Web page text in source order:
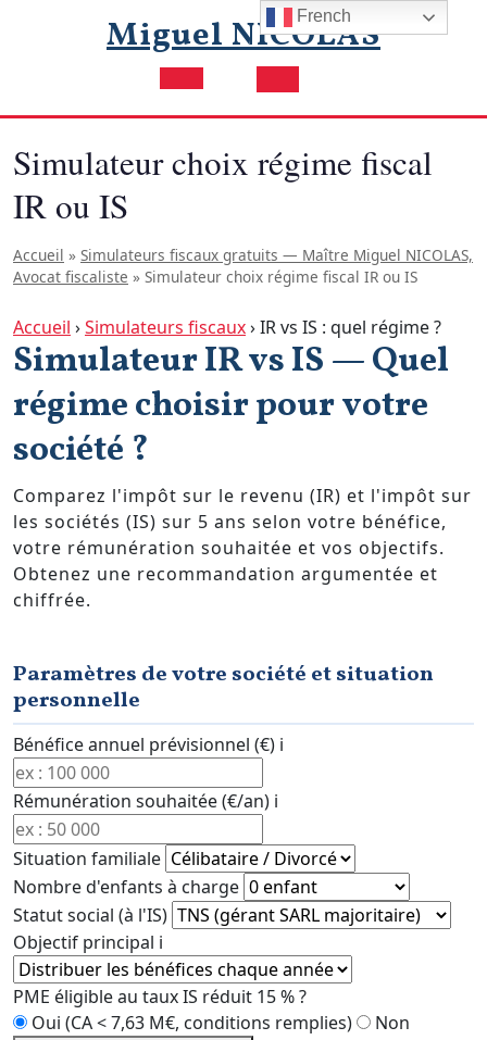
Miguel NICOLAS
Open
Simulateur choix régime fiscal
IR ou IS
Accueil » Simulateurs fiscaux gratuits — Maître Miguel NICOLAS,
Avocat fiscaliste » Simulateur choix régime fiscal IR ou IS
Accueil ›Simulateurs fiscaux›IR vs IS : quel régime ?
Simulateur IR vs IS — Quel
régime choisir pour votre
société ?
Comparez l'impôt sur le revenu (IR) et l'impôt sur
les sociétés (IS) sur 5 ans selon votre bénéfice,
votre rémunération souhaitée et vos objectifs.
Obtenez une recommandation argumentée et
chiffrée.
Paramètres de votre société et situation
personnelle
Bénéfice annuel prévisionnel (€) i
Rémunération souhaitée (€/an) i
Situation familiale
Nombre d'enfants à charge
Statut social (à l'IS)
Objectif principal i
PME éligible au taux IS réduit 15 % ?
Oui (CA < 7,63 M€, conditions remplies)
Non
French